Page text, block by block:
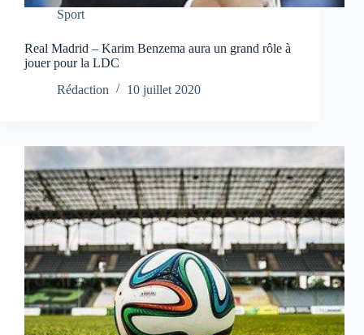
Sport
Real Madrid – Karim Benzema aura un grand rôle à
jouer pour la LDC
Rédaction
10 juillet 2020